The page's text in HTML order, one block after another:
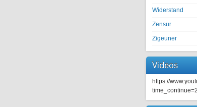
Widerstand
Zensur
Zigeuner
Videos
https://